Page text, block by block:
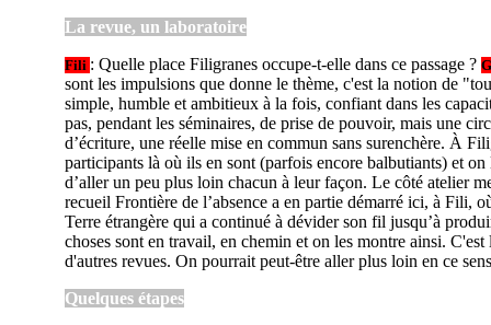
La revue, un laboratoire
Fili : Quelle place Filigranes occupe-t-elle dans ce passage ?
sont les impulsions que donne le thème, c'est la notion de
simple, humble et ambitieux à la fois, confiant dans les
pas, pendant les séminaires, de prise de pouvoir, mais une
d’écriture, une réelle mise en commun sans surenchère. À
participants là où ils en sont (parfois encore balbutiants) et
d’aller un peu plus loin chacun à leur façon. Le côté atelier
recueil Frontière de l’absence a en partie démarré ici, à Fili,
Terre étrangère qui a continué à dévider son fil jusqu’à
choses sont en travail, en chemin et on les montre ainsi.
d'autres revues. On pourrait peut-être aller plus loin en ce
Quelques étapes